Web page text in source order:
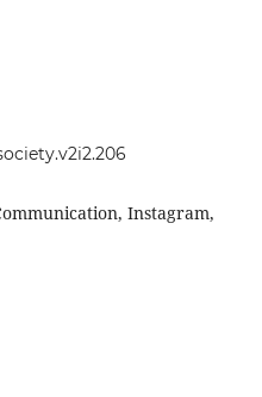
Instagram,